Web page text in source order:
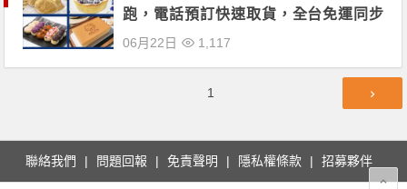
跑，電話預訂快速取貨，全台免運同步
登場！滿額再抽SWITCH、OSIM美腿機
06月22日 1,117
1
聯絡我們 問題回報 免責聲明 隱私權條款 招募夥伴